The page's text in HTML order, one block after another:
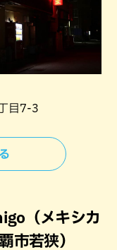
目7-3
（メキシカ
市若狭）